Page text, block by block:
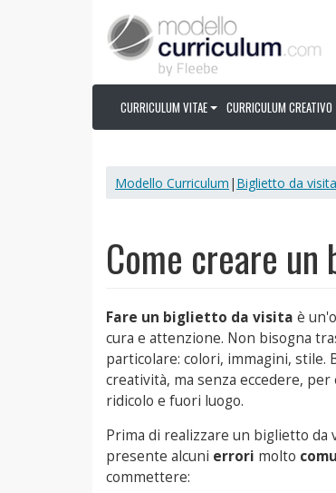
CURRICULUM VITAE CURRICULUM CREATIVO
Modello Curriculum | Biglietto da visita
Come creare
Fare un biglietto da visita è
cura e attenzione. Non bisogna
particolare: colori, immagini, stile.
creatività, ma senza eccedere,
ridicolo e fuori luogo.
Prima di realizzare un biglietto da
presente alcuni errori molto
commettere: